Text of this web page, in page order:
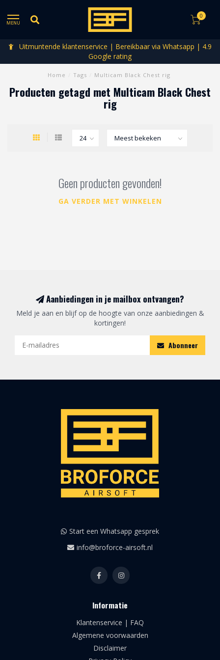
MENU
0
Uitmuntende klantenservice | Bereikbaar via Whatsapp | 4.9
Google rating
Home Tags Multicam Black Chest rig
Producten getagd met Multicam Black Chest
rig
Geen producten gevonden!
GA VERDER MET WINKELEN
Aanbiedingen in je mailbox ontvangen?
Meld je aan en blijf op de hoogte van onze aanbiedingen &
kortingen!
Abonneer
Start een Whatsapp gesprek
info@broforce-airsoft.nl
Informatie
Klantenservice | FAQ
Algemene voorwaarden
Disclaimer